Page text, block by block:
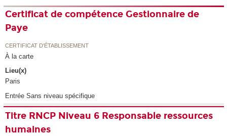
Certificat de compétence Gestionnaire de
Paye
CERTIFICAT D'ÉTABLISSEMENT
À la carte
Lieu(x)
Paris
Entrée Sans niveau spécifique
Titre RNCP Niveau 6 Responsable ressources
humaines